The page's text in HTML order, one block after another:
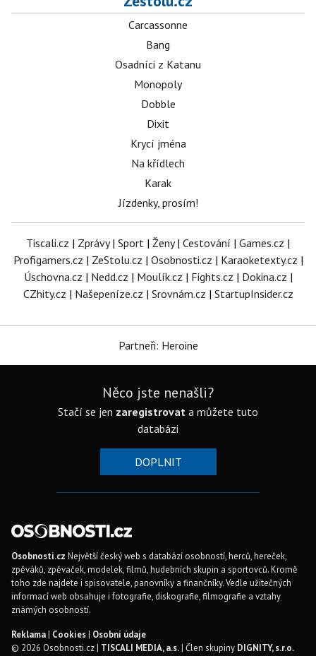
Carcassonne
Bang
Osadníci z Katanu
Monopoly
Dobble
Dixit
Krycí jména
Na křídlech
Karak
Jízdenky, prosím!
Tiscali.cz | Zprávy| Sport | Ženy| Cestování | Games.cz |
Profigamers.cz | ZeStolu.cz | Osobnosti.cz | Karaoketexty.cz |
Úschovna.cz | Nedd.cz | Moulík.cz | Fights.cz | Dokina.cz |
CZhity.cz | Našepeníze.cz | Srovnám.cz | StartupInsider.cz
Partneři: Heroine
Něco jste nenašli?
Stačí se jen zaregistrovat a můžete tuto
databázi
DOPLNIT
Osobnosti.cz Největší český web s databází osobností, herců, hereček,
zpěváků, zpěvaček, modelek, filmů, hudebních skupin a sportovců. Kromě
toho zde najdete i spisovatele, panovníky a finančníky. Vedle užitečných
informací web obsahuje i fotografie, diskografie, filmografie a vztahy
známých osobností.
Reklama| Cookies| Osobní údaje
© 2026 Osobnosti.cz | TISCALI MEDIA, a.s.| Člen skupiny DIGNITY, s.r.o.